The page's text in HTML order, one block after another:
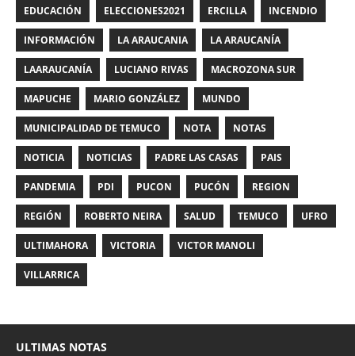
EDUCACIÓN ELECCIONES2021 ERCILLA INCENDIO
INFORMACIÓN LA ARAUCANIA LA ARAUCANÍA
LAARAUCANÍA LUCIANO RIVAS MACROZONA SUR
MAPUCHE MARIO GONZÁLEZ MUNDO
MUNICIPALIDAD DE TEMUCO NOTA NOTAS
NOTICIA NOTICIAS PADRE LAS CASAS PAIS
PANDEMIA PDI PUCON PUCÓN REGION
REGIÓN ROBERTO NEIRA SALUD TEMUCO UFRO
ULTIMAHORA VICTORIA VICTOR MANOLI
VILLARRICA
ULTIMAS NOTAS